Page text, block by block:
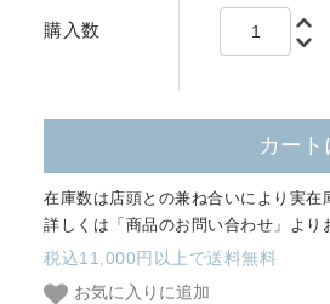
購入数
カート
在庫数は店頭との兼ね合いにより 実在
詳しくは「商品のお問い合わせ」より
税込11,000円以上で送料無料
お気に入りに追加